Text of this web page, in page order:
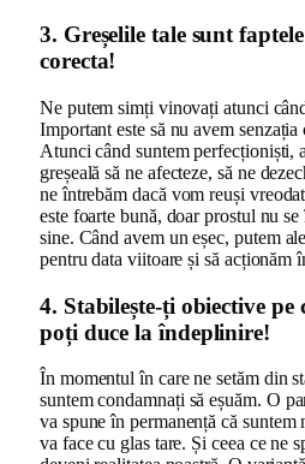
3. Greșelile tale sunt
corecta!
Ne putem simți vinovați atunci
Important este să nu avem senzația
Atunci când suntem perfecționiști,
greșeală să ne afecteze, să ne
ne întrebăm dacă vom reuși
este foarte bună, doar prostul nu
sine. Când avem un eșec, putem
pentru data viitoare și să acționăm
4. Stabilește-ți obiective pe
poți duce la îndeplinire!
În momentul în care ne setăm din
suntem condamnați să eșuăm. O
va spune în permanență că
va face cu glas tare. Și ceea ce ne